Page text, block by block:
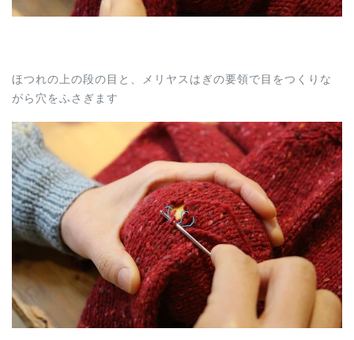
ほつれの上の段の目と、メリヤスはぎの要領で目をつくりな
がら穴をふさぎます